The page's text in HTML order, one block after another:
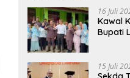
16 Juli
Kawal
Bupati
Bergizi
15 Juli